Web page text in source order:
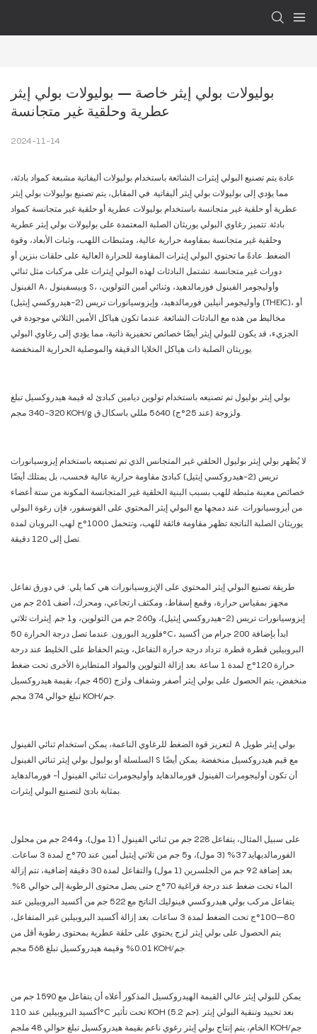
بوليولات بولي إيثر خاصة – بوليولات بولي إيثر
عطرية وحلقية غير متجانسة
2024-11-14
عادة يتم تصنيع البولي إيثرات الشائعة باستخدام بوليولات أليفاتية مشبعة كمواد بادئة،
مما يؤدي إلى بوليولات بولي إيثر أليفاتية. في المقابل، يتم تصنيع بوليولات بولي إيثر
عطرية أو حلقية غير متجانسة باستخدام بوليولات عطرية أو حلقية غير متجانسة كمواد
بادئة. تتميز رغاوي البولي يوريثان الصلبة المعتمدة على بوليولات بولي إيثر عطرية
وحلقية غير متجانسة بمقاومة حرارية عالية، ومثبطات اللهب، وثبات الأبعاد، وقوة
الضغط. عادةً ما تحتوي البولي إيثرات المقاومة للحرارة العالية على حلقات بنزين أو
دورات غير متجانسة. تشتمل البادئات لهذه البولي إيثرات على مركبات مثل ثنائي
الفينول A، وبيسفينول S، وأوليجومر الفينول فورمالدهيد، وثنائي أمين التولوين،
وأوليجومر أنيلين فورمالدهيد، وإيزوسيانورات تريس (2-هيدروكسي إيثيل) (THEIC)، أو
مخاليط من هذه مع البادئات الشائعة. عندما تكون هياكل الأمين الثلاثي موجودة في
الجزيء، قد يكون للبولي إيثر أيضًا خصائص تحفيزية ذاتية، مما يؤدي إلى رغاوي البولي
يوريثان الصلبة ذات هياكل الخلايا الدقيقة والموصلية الحرارية المنخفضة.
بولي إيثر بوليول تم تصنيعه باستخدام تولوين ديامين كبادئ له قيمة هيدروكسيل تبلغ
320-340 مجم KOH/g ولزوجة (عند 25°ج) 5640 مللي باسكال·ق.
لا يُظهر بولي إيثر بوليول الحلقي غير المتجانس الذي تم تصنيعه باستخدام إيزوسيانورات
تريس (2-هيدروكسي إيثيل) كبادئ مقاومة حرارية عالية فحسب، بل يمتلك أيضًا
خصائص معينة مثبطة للهب بسبب البنية الحلقية غير المتجانسة المكونة من ستة أعضاء
من أيزوسيانورات. عند دمجها مع البولي إيثر المحتوي على الفوسفور، فإن رغوة البولي
يوريثان الصلبة الناتجة تظهر مقاومة فائقة للهب، وتتحمل 1000°ج لهب البروبان لمدة
تصل إلى 120 دقيقة.
طريقة تصنيع البولي إيثر المحتوي على الإيزوسيانورات هي كما يلي: في دورق تفاعل
مجهز بمقياس حرارة، وقمع إسقاط، ومكثف ارتجاعي، ومحرك، أضف 261 جم من
إيزوسيانورات تريس (2-هيدروكسي إيثيل)، و260 جم ​​من التولوين، و1 جم. إيثرات ثلاثي
فلوريد البورون. عندما تصل درجة الحرارة 50°C، ابدأ بإضافة 200 جرام من أكسيد
البروبيلين قطرة قطرة. تزداد درجة حرارة التفاعل، ويتم الحفاظ على الخليط عند درجة
حرارة 120°ج لمدة 1 ساعة. بعد إزالة التولوين والمواد المتطايرة الأخرى تحت ضغط
منخفض، يتم الحصول على بولي إيثر أصفر وشفاف ولزج (450 جم)، بقيمة هيدروكسيل
تبلغ حوالي 374 مجم KOH/جم.
لتعزيز قوة الضغط للرغاوي الناعمة، يمكن استخدام ثنائي الفينول A بولي إيثر طويل
السلسلة أو بوليول بولي إيثر ثنائي الفينول S مع قيم هيدروكسيل منخفضة. يمكن أيضًا
أن تكون أوليجومرات الفينول فورمالدهايد وأوليجومرات ثنائي الفينول أ- فورمالدهايد
بمثابة بادئ لتصنيع البولي إيثرات.
على سبيل المثال، يتفاعل 228 جم من ثنائي الفينول أ (1 مول)، و244 جم من محلول
الفورمالديهايد 37% (3 مول)، و5 جم من ثلاثي إيثيل أمين عند 70°ج لمدة 3 ساعات.
بعد إضافة 92 جم من الجلسرين (1 مول) والتفاعل لمدة 30 دقيقة إضافية، تتم إزالة
الماء تحت ضغط عند درجة فراغية 70°ج حتى يصل محتوى الرطوبة إلى حوالي 8%.
يتفاعل مركب بولي هيدروكسي فينوليك الناتج مع 522 جم من أكسيد البروبيلين عند
80–100°ج تحت الضغط لمدة 3 ساعات. بعد إزالة أكسيد البروبيلين غير المتفاعل،
يتم الحصول على بولي إيثر لزج يحتوي على حلقة عطرية بمحتوى رطوبة أقل من
0.01% وقيمة هيدروكسيل تبلغ 568 مجم KOH/جم.
يمكن للبولي إيثر عالي القيمة الهيدروكسيل المذكور أعلاه أن يتفاعل مع 1590 جم من
أكسيد البروبيلين عند 110°C تحت تأثير KOH (5.2 جم). بعد تحييد وتنقية البولي إيثر
الخام، يتم إنتاج بولي إيثر رغوي ناعم بقيمة هيدروكسيل تبلغ حوالي 48 ملجم KOH/جم